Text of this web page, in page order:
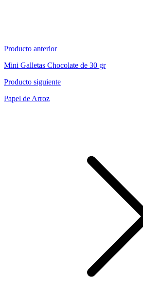
Producto anterior
Mini Galletas Chocolate de 30 gr
Producto siguiente
Papel de Arroz